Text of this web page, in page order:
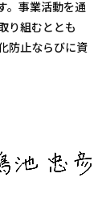
。事業活動を通
り組むととも
防止ならびに資